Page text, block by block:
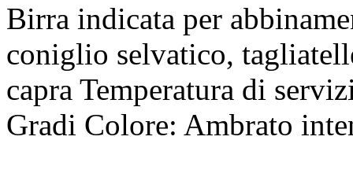
Birra indicata per
coniglio selvatico,
capra Temperatura di
Gradi Colore: Ambrato